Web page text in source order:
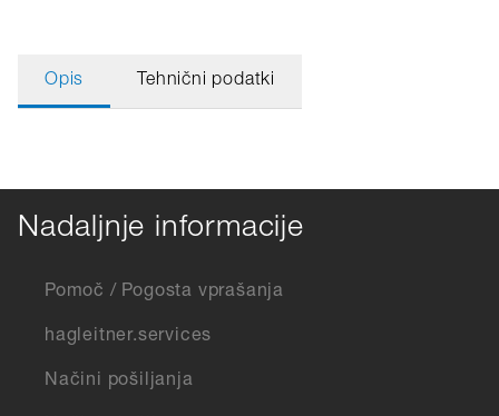
Opis Tehnični podatki
Nadaljnje informacije
Pomoč / Pogosta vprašanja
hagleitner.services
Načini pošiljanja